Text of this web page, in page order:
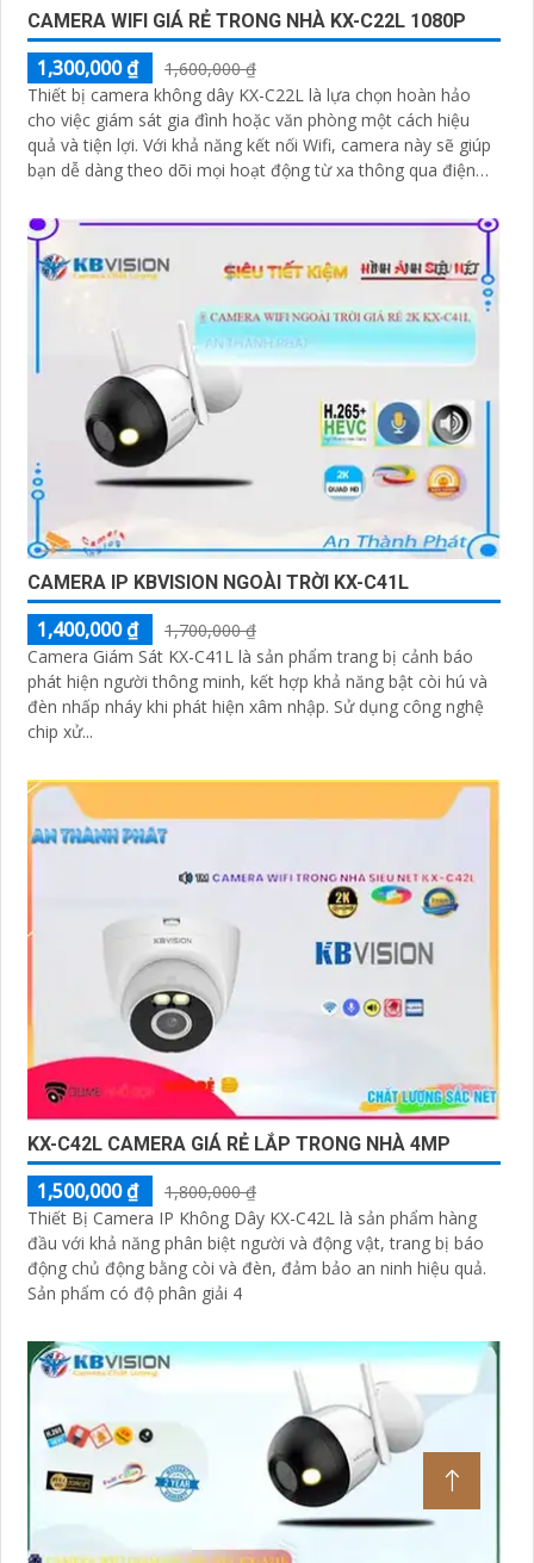
CAMERA WIFI GIÁ RẺ TRONG NHÀ KX-C22L 1080P
1,300,000 ₫
1,600,000 ₫
Thiết bị camera không dây KX-C22L là lựa chọn hoàn hảo
cho việc giám sát gia đình hoặc văn phòng một cách hiệu
quả và tiện lợi. Với khả năng kết nối Wifi, camera này sẽ giúp
bạn dễ dàng theo dõi mọi hoạt động từ xa thông qua điện
CAMERA IP KBVISION NGOÀI TRỜI KX-C41L
1,400,000 ₫
1,700,000 ₫
Camera Giám Sát KX-C41L là sản phẩm trang bị cảnh báo
phát hiện người thông minh, kết hợp khả năng bật còi hú và
đèn nhấp nháy khi phát hiện xâm nhập. Sử dụng công nghệ
chip xử...
KX-C42L CAMERA GIÁ RẺ LẮP TRONG NHÀ 4MP
1,500,000 ₫
1,800,000 ₫
Thiết Bị Camera IP Không Dây KX-C42L là sản phẩm hàng
đầu với khả năng phân biệt người và động vật, trang bị báo
động chủ động bằng còi và đèn, đảm bảo an ninh hiệu quả.
Sản phẩm có độ phân giải 4